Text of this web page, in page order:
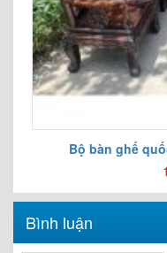
Bộ bàn ghế
Bình luận